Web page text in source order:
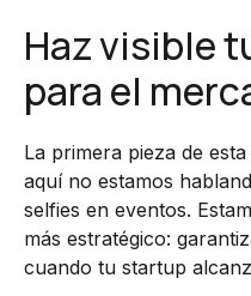
Haz visible
para el
La primera pieza de
aquí no estamos
selfies en eventos.
más estratégico:
cuando tu startup